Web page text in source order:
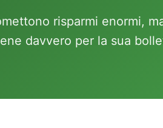
risparmi enormi,
davvero per la sua